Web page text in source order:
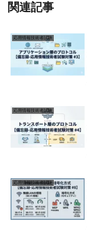
関連記事
応用情報技術者試験
応用情報技術者試験
応用情報技術者試験